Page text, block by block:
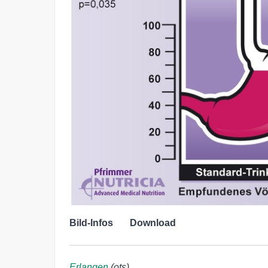
Bild-Infos Download